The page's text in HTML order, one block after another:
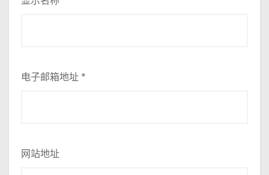
电子邮箱地址 *
网站地址